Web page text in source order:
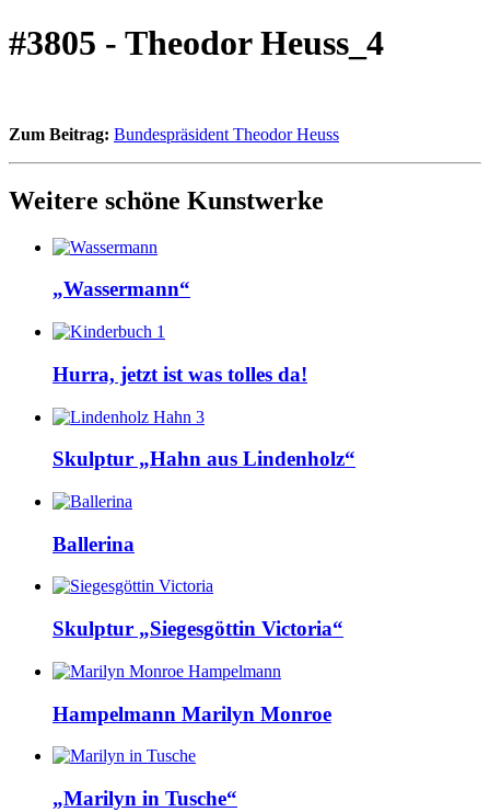
#3805 - Theodor Heuss_4
Zum Beitrag: Bundespräsident Theodor Heuss
Weitere schöne Kunstwerke
„Wassermann“
Hurra, jetzt ist was tolles da!
Skulptur „Hahn aus Lindenholz“
Ballerina
Skulptur „Siegesgöttin Victoria“
Hampelmann Marilyn Monroe
„Marilyn in Tusche“